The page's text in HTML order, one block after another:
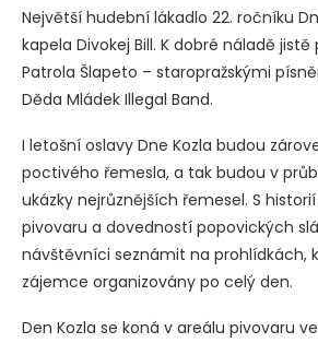
Největší hudební lákadlo 22. ročníku
kapela Divokej Bill. K dobré náladě jistě
Patrola Šlapeto – staropražskými
Děda Mládek Illegal Band.
I letošní oslavy Dne Kozla budou
poctivého řemesla, a tak budou v
ukázky nejrůznějších řemesel. S
pivovaru a dovedností popovických
návštěvníci seznámit na prohlídkách,
zájemce organizovány po celý den.
Den Kozla se koná v areálu pivovaru